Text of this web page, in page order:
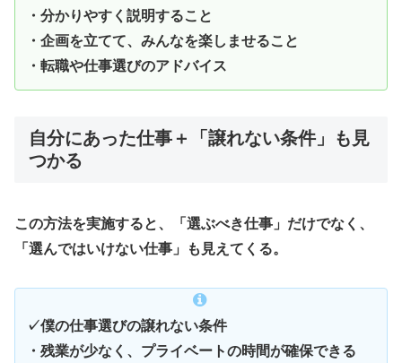
・分かりやすく説明すること
・企画を立てて、みんなを楽しませること
・転職や仕事選びのアドバイス
自分にあった仕事＋「譲れない条件」も見
つかる
この方法を実施すると、「選ぶべき仕事」だけでなく、
「選んではいけない仕事」も見えてくる。
✓僕の仕事選びの譲れない条件
・残業が少なく、プライベートの時間が確保できる